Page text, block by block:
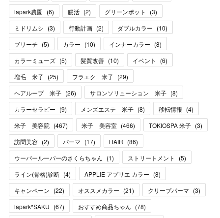
lapark農園 (6) 腸活 (2) グリーンポット (3)
ミドリムシ (3) 行動計画 (2) ダブルカラー (10)
ブリーチ (5) カラー (10) インナーカラー (8)
カラーミューズ (5) 髪質改善 (10) イベント (6)
増毛 米子 (25) フラエク 米子 (29)
ヘアループ 米子 (26) サロンソリューション 米子 (8)
カラーセラピー (9) メンズエステ 米子 (8) 移転情報 (4)
米子 美容院 (467) 米子 美容室 (466) TOKIOSPA 米子 (3)
訪問美容 (2) パーマ (17) HAIR (86)
ウーパールーパーのさくらちゃん (1) ストリートメント (5)
ライン(骨格)診断 (4) APPLIE アプリエ カラー (8)
キャンペーン (22) オススメカラー (21) クリープパーマ (3)
lapark*SAKU (67) おすすめ商品ちゃん (78)